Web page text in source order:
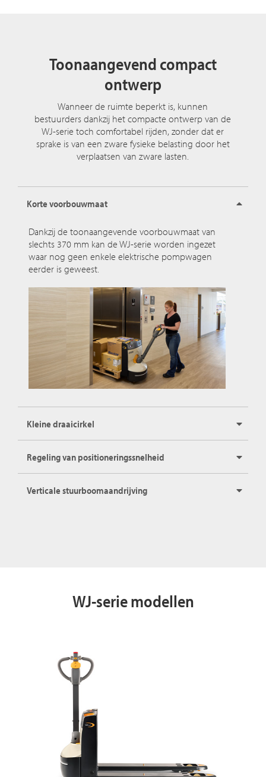
Toonaangevend compact
ontwerp
Wanneer de ruimte beperkt is, kunnen
bestuurders dankzij het compacte ontwerp van de
WJ-serie toch comfortabel rijden, zonder dat er
sprake is van een zware fysieke belasting door het
verplaatsen van zware lasten.
Korte voorbouwmaat
Dankzij de toonaangevende voorbouwmaat van
slechts 370 mm kan de WJ-serie worden ingezet
waar nog geen enkele elektrische pompwagen
eerder is geweest.
Kleine draaicirkel
Regeling van positioneringssnelheid
Verticale stuurboomaandrijving
WJ-serie modellen